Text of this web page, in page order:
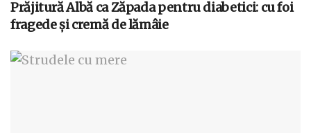
Prăjitură Albă ca Zăpada pentru diabetici: cu foi
fragede și cremă de lămâie